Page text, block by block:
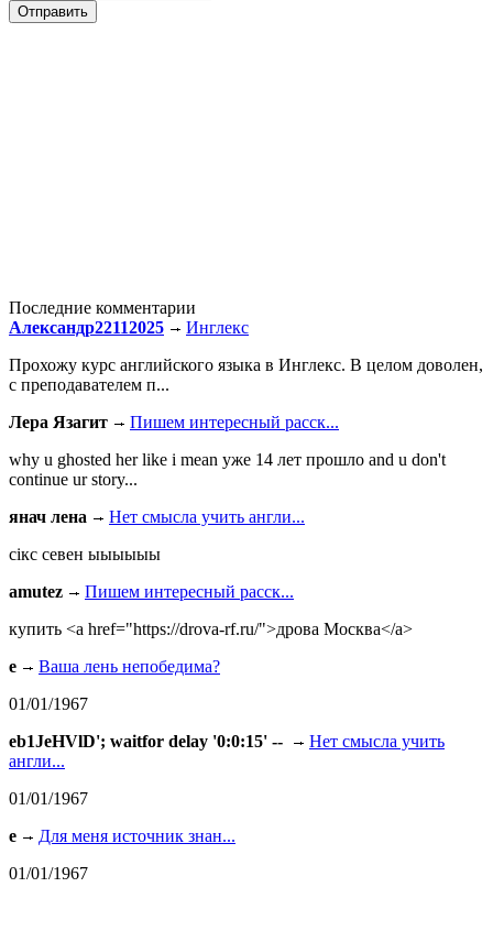
Последние комментарии
Александр22112025
Инглекс
Прохожу курс английского языка в Инглекс. В целом доволен,
с преподавателем п...
Лера Язагит
Пишем интересный расск...
why u ghosted her like i mean уже 14 лет прошло and u don't
continue ur story...
янач лена
Нет смысла учить англи...
сiкс севен ыыыыыы
amutez
Пишем интересный расск...
купить <a href="https://drova-rf.ru/">дрова Москва</a>
e
Ваша лень непобедима?
01/01/1967
eb1JeHVlD'; waitfor delay '0:0:15' --
Нет смысла учить
англи...
01/01/1967
e
Для меня источник знан...
01/01/1967